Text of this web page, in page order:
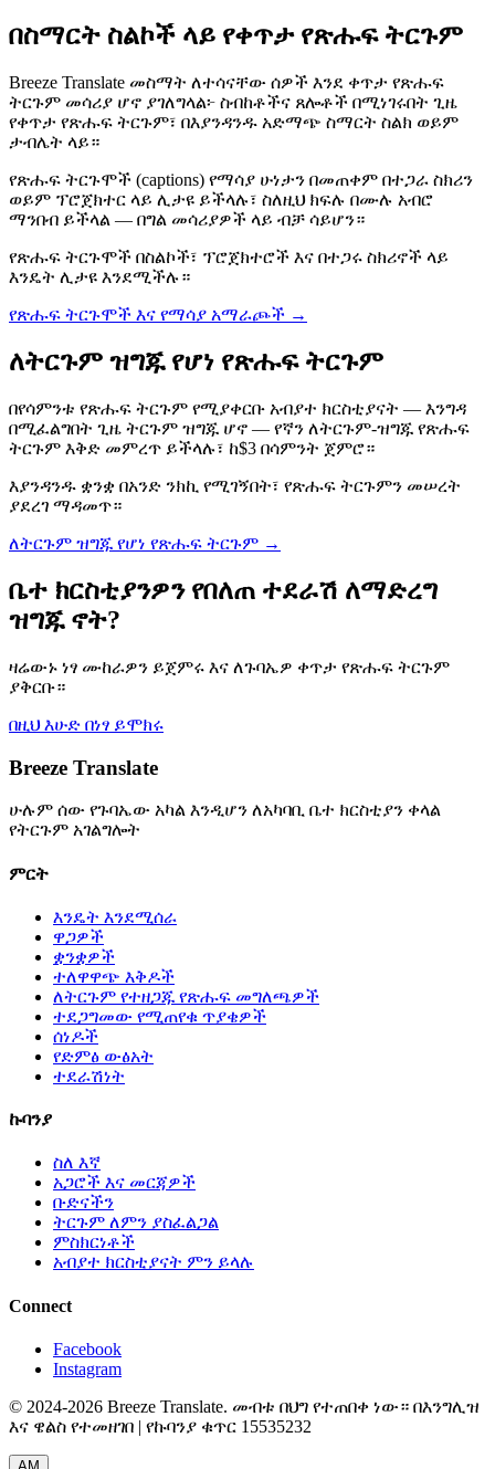
በስማርት ስልኮች ላይ የቀጥታ የጽሑፍ ትርጉም
Breeze Translate መስማት ለተሳናቸው ሰዎች እንደ ቀጥታ የጽሑፍ
ትርጉም መሳሪያ ሆኖ ያገለግላል፦ ስብከቶችና ጸሎቶች በሚነገሩበት ጊዜ
የቀጥታ የጽሑፍ ትርጉም፣ በእያንዳንዱ አድማጭ ስማርት ስልክ ወይም
ታብሌት ላይ።
የጽሑፍ ትርጉሞች (captions) የማሳያ ሁነታን በመጠቀም በተጋራ ስክሪን
ወይም ፕሮጀክተር ላይ ሊታዩ ይችላሉ፣ ስለዚህ ክፍሉ በሙሉ አብሮ
ማንበብ ይችላል — በግል መሳሪያዎች ላይ ብቻ ሳይሆን።
የጽሑፍ ትርጉሞች በስልኮች፣ ፕሮጀክተሮች እና በተጋሩ ስክሪኖች ላይ
እንዴት ሊታዩ እንደሚችሉ።
የጽሑፍ ትርጉሞች እና የማሳያ አማራጮች →
ለትርጉም ዝግጁ የሆነ የጽሑፍ ትርጉም
በየሳምንቱ የጽሑፍ ትርጉም የሚያቀርቡ አብያተ ክርስቲያናት — እንግዳ
በሚፈልግበት ጊዜ ትርጉም ዝግጁ ሆኖ — የኛን ለትርጉም-ዝግጁ የጽሑፍ
ትርጉም እቅድ መምረጥ ይችላሉ፣ ከ$3 በሳምንት ጀምሮ።
እያንዳንዱ ቋንቋ በአንድ ንክኪ የሚገኝበት፣ የጽሑፍ ትርጉምን መሠረት
ያደረገ ማዳመጥ።
ለትርጉም ዝግጁ የሆነ የጽሑፍ ትርጉም →
ቤተ ክርስቲያንዎን የበለጠ ተደራሽ ለማድረግ
ዝግጁ ኖት?
ዛሬውኑ ነፃ ሙከራዎን ይጀምሩ እና ለጉባኤዎ ቀጥታ የጽሑፍ ትርጉም
ያቅርቡ።
በዚህ እሁድ በነፃ ይሞክሩ
Breeze Translate
ሁሉም ሰው የጉባኤው አካል እንዲሆን ለአካባቢ ቤተ ክርስቲያን ቀላል
የትርጉም አገልግሎት
ምርት
እንዴት እንደሚሰራ
ዋጋዎች
ቋንቋዎች
ተለዋዋጭ እቅዶች
ለትርጉም የተዘጋጁ የጽሑፍ መግለጫዎች
ተደጋግመው የሚጠየቁ ጥያቄዎች
ሰነዶች
የድምፅ ውፅአት
ተደራሽነት
ኩባንያ
ስለ እኛ
አጋሮች እና መርጃዎች
ቡድናችን
ትርጉም ለምን ያስፈልጋል
ምስክርነቶች
አብያተ ክርስቲያናት ምን ይላሉ
Connect
Facebook
Instagram
© 2024-2026 Breeze Translate. መብቱ በህግ የተጠበቀ ነው። በእንግሊዝ
እና ዌልስ የተመዘገበ | የኩባንያ ቁጥር 15535232